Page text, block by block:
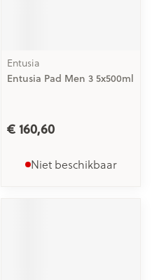
Entusia
Entusia Pad Men 3 5x500ml
€ 160,60
Niet beschikbaar